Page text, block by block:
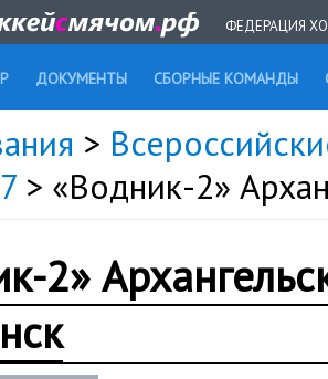
ФЕДЕРАЦИЯ
ДОКУМЕНТЫ СБОРНЫЕ КОМАНДЫ
>
> «Водник-2»
2»